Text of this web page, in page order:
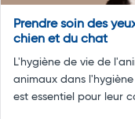
Prendre soin des
chien et du chat
L'hygiène de vie de
animaux dans
est essentiel pour leur